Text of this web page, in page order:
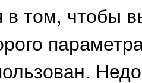
в том, чтобы